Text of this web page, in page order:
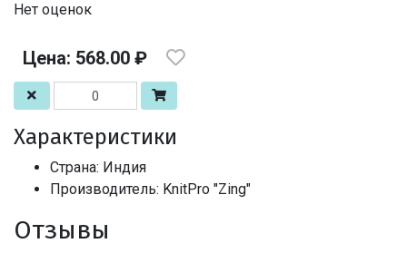
Нет оценок
Цена: 568.00 ₽
Характеристики
Страна: Индия
Производитель: KnitPro "Zing"
Отзывы